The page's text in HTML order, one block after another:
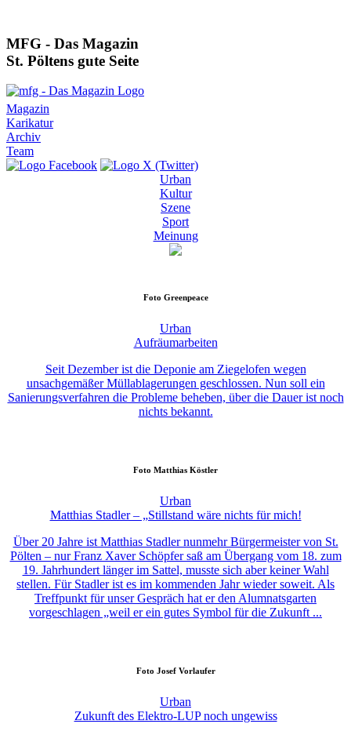
MFG - Das Magazin
St. Pöltens gute Seite
Magazin
Karikatur
Archiv
Team
Urban
Kultur
Szene
Sport
Meinung
Foto Greenpeace
Urban
Aufräumarbeiten
Seit Dezember ist die Deponie am Ziegelofen wegen
unsachgemäßer Müllablagerungen geschlossen. Nun soll ein
Sanierungsverfahren die Probleme beheben, über die Dauer ist noch
nichts bekannt.
Foto Matthias Köstler
Urban
Matthias Stadler – „Stillstand wäre nichts für mich!
Über 20 Jahre ist Matthias Stadler nunmehr Bürgermeister von St.
Pölten – nur Franz Xaver Schöpfer saß am Übergang vom 18. zum
19. Jahrhundert länger im Sattel, musste sich aber keiner Wahl
stellen. Für Stadler ist es im kommenden Jahr wieder soweit. Als
Treffpunkt für unser Gespräch hat er den Alumnatsgarten
vorgeschlagen „weil er ein gutes Symbol für die Zukunft ...
Foto Josef Vorlaufer
Urban
Zukunft des Elektro-LUP noch ungewiss